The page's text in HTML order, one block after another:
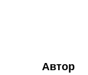
Автор